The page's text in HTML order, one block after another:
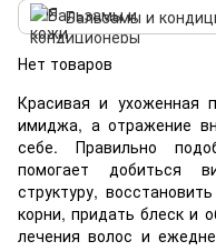
Красивая и ухоженная
имиджа, а отражение
себе. Правильно
помогает добиться
структуру,
корни, придать блеск и
лечения волос и
Бальзамы и
Нет товаров